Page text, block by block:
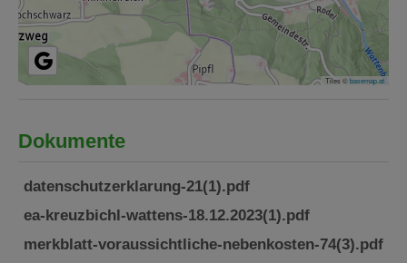
Tiles ©basemap.at
Dokumente
datenschutzerklarung-21(1).pdf
ea-kreuzbichl-wattens-18.12.2023(1).pdf
merkblatt-voraussichtliche-nebenkosten-74(3).pdf